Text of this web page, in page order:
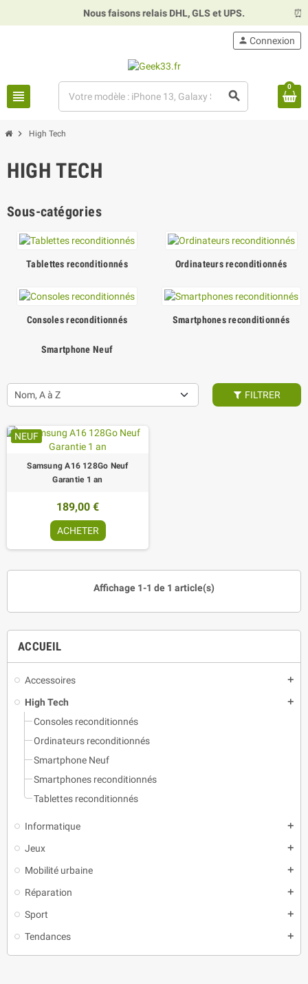
Nous faisons relais DHL, GLS et UPS. ⏰
view_headline search
person Connexion
0
chevron_right High Tech
ACCUEIL
Accessoires add
High Tech add
Consoles reconditionnés
Ordinateurs reconditionnés
Smartphone Neuf
Smartphones reconditionnés
Tablettes reconditionnés
Informatique add
Jeux add
Mobilité urbaine add
Réparation add
Sport add
Tendances add
HIGH TECH
Sous-catégories
Tablettes reconditionnés Ordinateurs reconditionnés
Consoles reconditionnés Smartphones reconditionnés
Smartphone Neuf
Nom, A à Z FILTRER
NEUF
Samsung A16 128Go Neuf
Garantie 1 an
189,00 €
ACHETER
Affichage 1-1 de 1 article(s)